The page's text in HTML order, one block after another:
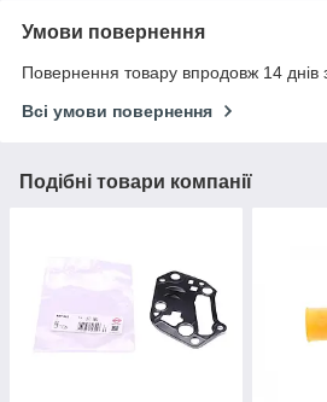
Умови повернення
Повернення товару впродовж 14 днів
Всі умови повернення
Подібні товари компанії